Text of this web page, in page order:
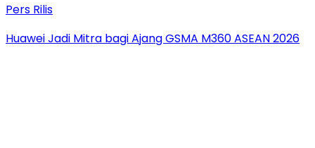
Pers Rilis
Huawei Jadi Mitra bagi Ajang GSMA M360 ASEAN 2026